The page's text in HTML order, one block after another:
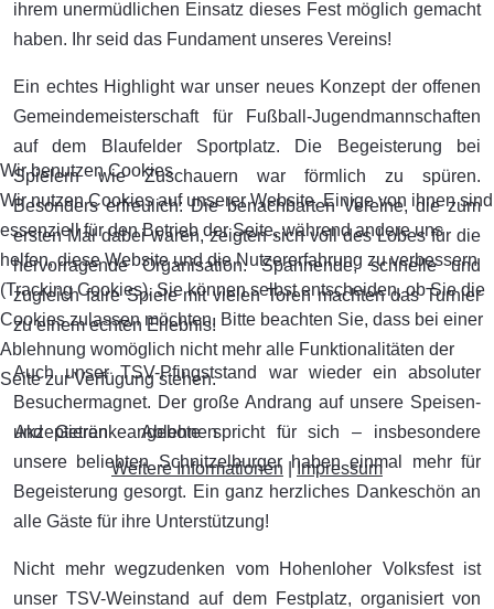
ihrem unermüdlichen Einsatz dieses Fest möglich gemacht
haben. Ihr seid das Fundament unseres Vereins!
Ein echtes Highlight war unser neues Konzept der offenen
Gemeindemeisterschaft für Fußball-Jugendmannschaften
auf dem Blaufelder Sportplatz. Die Begeisterung bei
Spielern wie Zuschauern war förmlich zu spüren.
Besonders erfreulich: Die benachbarten Vereine, die zum
ersten Mal dabei waren, zeigten sich voll des Lobes für die
hervorragende Organisation. Spannende, schnelle und
zugleich faire Spiele mit vielen Toren machten das Turnier
zu einem echten Erlebnis!
Auch unser TSV-Pfingststand war wieder ein absoluter
Besuchermagnet. Der große Andrang auf unsere Speisen-
und Getränkeangebote spricht für sich – insbesondere
unsere beliebten Schnitzelburger haben einmal mehr für
Begeisterung gesorgt. Ein ganz herzliches Dankeschön an
alle Gäste für ihre Unterstützung!
Nicht mehr wegzudenken vom Hohenloher Volksfest ist
unser TSV-Weinstand auf dem Festplatz, organisiert von
Wir benutzen Cookies
Wir nutzen Cookies auf unserer Website. Einige von ihnen sind
essenziell für den Betrieb der Seite, während andere uns
helfen, diese Website und die Nutzererfahrung zu verbessern
(Tracking Cookies). Sie können selbst entscheiden, ob Sie die
Cookies zulassen möchten. Bitte beachten Sie, dass bei einer
Ablehnung womöglich nicht mehr alle Funktionalitäten der
Seite zur Verfügung stehen.
Akzeptieren
Ablehnen
Weitere Informationen |Impressum